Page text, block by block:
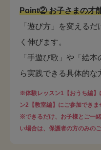
Point② お子さまの才
「遊び方」を変える
く伸びます。
「手遊び歌」や「絵
ら実践できる具体的な
※体験レッスン1【おうち編】
ン2【教室編】にご参加できま
※できるだけ、お子様とご一
い場合は、保護者の方のみの